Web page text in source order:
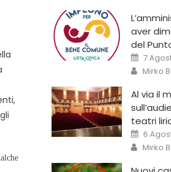
aver
del
7
Mirko
Al via il
teatri
6
Mirko